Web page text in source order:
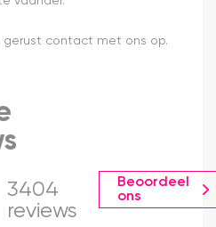
gerust contact met ons op.
3404
reviews
Beoordeel
ons